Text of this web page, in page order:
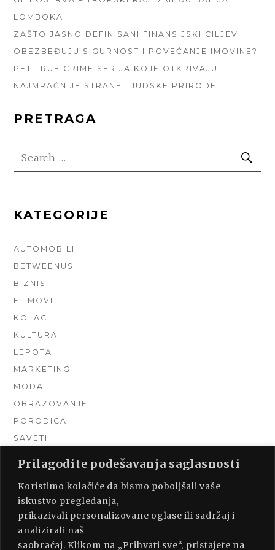
Prilagodite podešavanja saglasnosti
Koristimo kolačiće da bismo poboljšali vaše
iskustvo pregledanja,
prikazivali personalizovane oglase ili sadržaj i
analizirali naš
saobraćaj. Klikom na „Prihvati sve“, pristajete na
LOMBOKA
ZAŠTO JASNO DEFINISANI FINANSIJSKI CILJEVI
OBEZBEĐUJU SIGURNOST I POVEĆANJE IMOVINE?
PET TRUE CRIME SERIJA KOJE OTKRIVAJU
NAJMRAČNIJE STRANE LJUDSKE PRIRODE
PRETRAGA
SEARCH
FOR:
KATEGORIJE
AUTOMOBILI
BETWEENUS
BIZNIS
FILMOVI
KOLACI
KULTURA
LEPOTA
MARKETING
MODA
OBRAZOVANJE
PORODICA
SAVETI
TURIZAM
UNCATEGORIZED
URADI SAM
UREĐENJE DOMA
ZDRAVLJE